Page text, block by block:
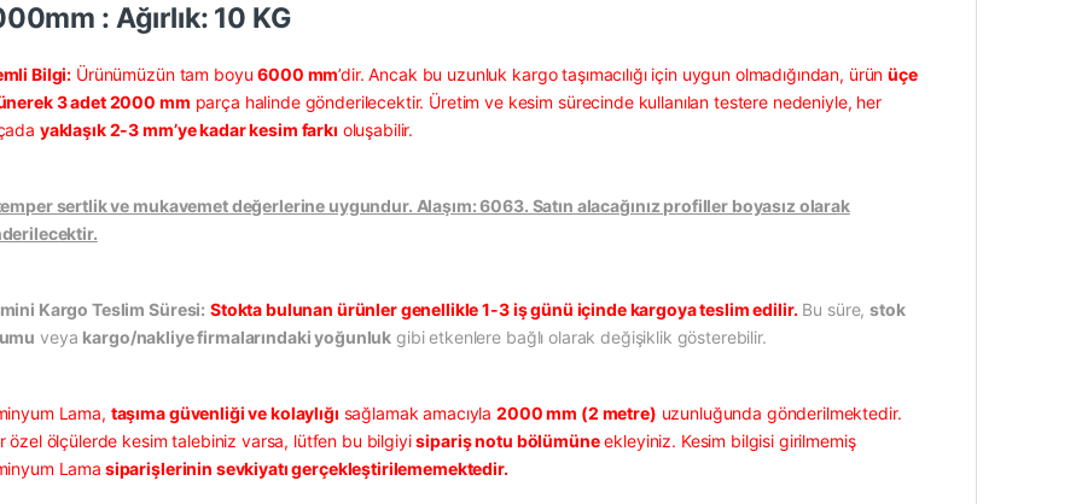
: Ağırlık: 10 KG
Bilgi: Ürünümüzün tam boyu6000 mm’dir. Ancak bu uzunluk kargo taşımacılığı için uygun olmadığından, ürünüçe
3 adet 2000 mm parça halinde gönderilecektir. Üretim ve kesim sürecinde kullanılan testere nedeniyle, her
yaklaşık 2-3 mm’ye kadar kesim farkı oluşabilir.
sertlik ve mukavemet değerlerine uygundur. Alaşım: 6063. Satın alacağınız profiller boyasız olarak
Kargo Teslim Süresi: Stokta bulunan ürünler genellikle 1-3 iş günü içinde kargoya teslim edilir. Bu süre,stok
veya kargo/nakliye firmalarındaki yoğunluk gibi etkenlere bağlı olarak değişiklik gösterebilir.
Lama, taşıma güvenliği ve kolaylığı sağlamak amacıyla2000 mm (2 metre) uzunluğunda gönderilmektedir.
özel ölçülerde kesim talebiniz varsa, lütfen bu bilgiyisipariş notu bölümüneekleyiniz. Kesim bilgisi girilmemiş
Lama siparişlerinin sevkiyatı gerçekleştirilememektedir.